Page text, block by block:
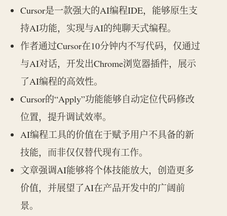
Cursor是一款强大的AI编程IDE，能够原生支
持AI功能，实现与AI的纯聊天式编程。
作者通过Cursor在10分钟内不写代码，仅通过
与AI对话，开发出Chrome浏览器插件，展示
了AI编程的高效性。
Cursor的“Apply”功能能够自动定位代码修改
位置，提升调试效率。
AI编程工具的价值在于赋予用户不具备的新
技能，而非仅仅替代现有工作。
文章强调AI能够将个体技能放大，创造更多
价值，并展望了AI在产品开发中的广阔前
景。